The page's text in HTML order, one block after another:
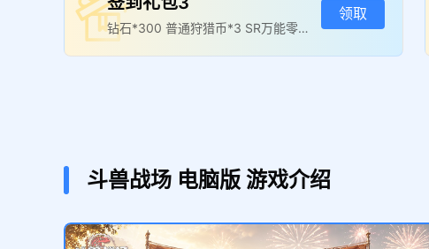
钻石*300 普通狩猎币*3 SR万能零件
*2
领取
高级狩猎币*5 5分钟建造加速*5 进化
领取
斗兽战场 电脑版 游戏介绍